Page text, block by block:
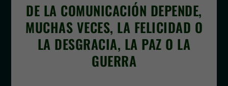
DE LA COMUNICACIÓN DEPENDE,
MUCHAS VECES, LA FELICIDAD O
LA DESGRACIA, LA PAZ O LA
GUERRA